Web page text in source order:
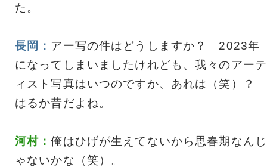
た。
長岡： アー写の件はどうしますか？ 2023年
になってしまいましたけれども、我々のアーテ
ィスト写真はいつのですか、あれは（笑）？
はるか昔だよね。
河村：俺はひげが生えてないから思春期なんじ
ゃないかな（笑）。